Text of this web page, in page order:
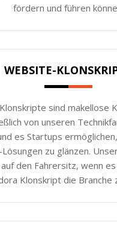
fördern und führen
WEBSITE-
sind makellose
von unseren
es Startups
zu glänzen.
den Fahrersitz, wenn
Klonskript die Branche